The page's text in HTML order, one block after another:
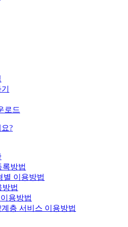
로드
?
록방법
별 이용방법
방법
용방법
층 서비스 이용방법